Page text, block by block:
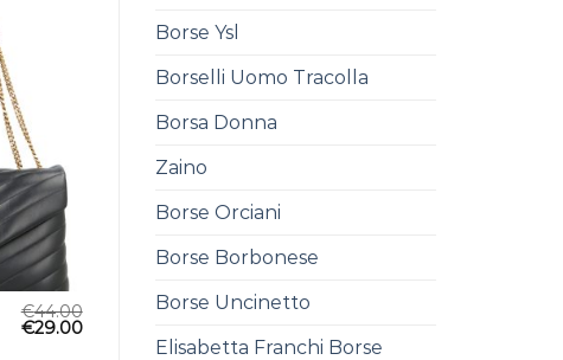
Borse Ysl
Borselli Uomo Tracolla
Borsa Donna
Zaino
Borse Orciani
Borse Borbonese
Borse Uncinetto
Elisabetta Franchi Borse
€44.00
€29.00